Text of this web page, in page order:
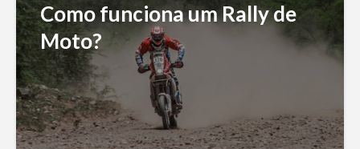
Como funciona um Rally de
Moto?